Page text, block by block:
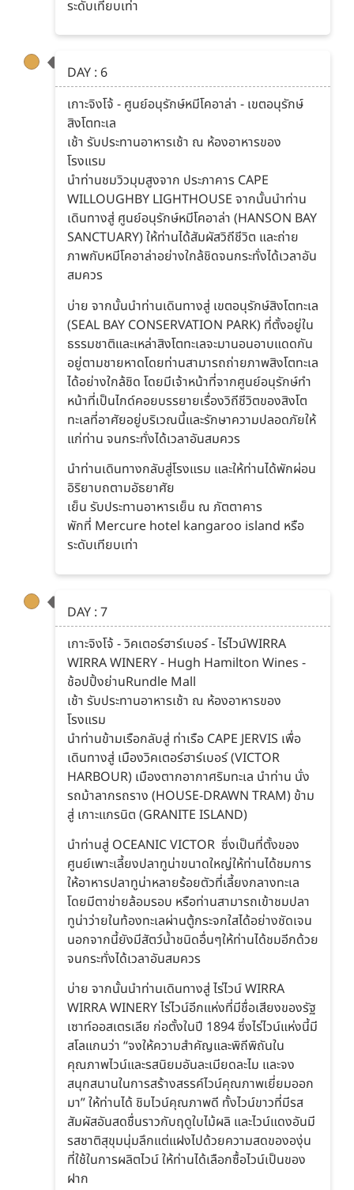
ระดับเทียบเท่า
DAY : 6
เกาะจิงโจ้ - ศูนย์อนุรักษ์หมีโคอาล่า - เขตอนุรักษ์
สิงโตทะเล
เช้า รับประทานอาหารเช้า ณ ห้องอาหารของ
โรงแรม
นำท่านชมวิวมุมสูงจาก ประภาคาร CAPE
WILLOUGHBY LIGHTHOUSE จากนั้นนำท่าน
เดินทางสู่ ศูนย์อนุรักษ์หมีโคอาล่า (HANSON BAY
SANCTUARY) ให้ท่านได้สัมผัสวิถีชีวิต และถ่าย
ภาพกับหมีโคอาล่าอย่างใกล้ชิดจนกระทั่งได้เวลาอัน
สมควร
บ่าย จากนั้นนำท่านเดินทางสู่ เขตอนุรักษ์สิงโตทะเล
(SEAL BAY CONSERVATION PARK) ที่ตั้งอยู่ใน
ธรรมชาติและเหล่าสิงโตทะเลจะมานอนอาบแดดกัน
อยู่ตามชายหาดโดยท่านสามารถถ่ายภาพสิงโตทะเล
ได้อย่างใกล้ชิด โดยมีเจ้าหน้าที่จากศูนย์อนุรักษ์ทำ
หน้าที่เป็นไกด์คอยบรรยายเรื่องวิถีชีวิตของสิงโต
ทะเลที่อาศัยอยู่บริเวณนี้และรักษาความปลอดภัยให้
แก่ท่าน จนกระทั่งได้เวลาอันสมควร
นำท่านเดินทางกลับสู่โรงแรม และให้ท่านได้พักผ่อน
อิริยาบถตามอัธยาศัย
เย็น รับประทานอาหารเย็น ณ ภัตตาคาร
พักที่ Mercure hotel kangaroo island หรือ
ระดับเทียบเท่า
DAY : 7
เกาะจิงโจ้ - วิคเตอร์ฮาร์เบอร์ - ไร่ไวน์WIRRA
WIRRA WINERY - Hugh Hamilton Wines -
ช้อปปิ้งย่านRundle Mall
เช้า รับประทานอาหารเช้า ณ ห้องอาหารของ
โรงแรม
นำท่านข้ามเรือกลับสู่ ท่าเรือ CAPE JERVIS เพื่อ
เดินทางสู่ เมืองวิคเตอร์ฮาร์เบอร์ (VICTOR
HARBOUR) เมืองตากอากาศริมทะเล นำท่าน นั่ง
รถม้าลากรถราง (HOUSE-DRAWN TRAM) ข้าม
สู่ เกาะแกรนิต (GRANITE ISLAND)
นำท่านสู่ OCEANIC VICTOR ซึ่งเป็นที่ตั้งของ
ศูนย์เพาะเลี้ยงปลาทูน่าขนาดใหญ่ให้ท่านได้ชมการ
ให้อาหารปลาทูน่าหลายร้อยตัวที่เลี้ยงกลางทะเล
โดยมีตาข่ายล้อมรอบ หรือท่านสามารถเข้าชมปลา
ทูน่าว่ายในท้องทะเลผ่านตู้กระจกใสได้อย่างชัดเจน
นอกจากนี้ยังมีสัตว์น้ำชนิดอื่นๆให้ท่านได้ชมอีกด้วย
จนกระทั่งได้เวลาอันสมควร
บ่าย จากนั้นนำท่านเดินทางสู่ ไร่ไวน์ WIRRA
WIRRA WINERY ไร่ไวน์อีกแห่งที่มีชื่อเสียงของรัฐ
เซาท์ออสเตรเลีย ก่อตั้งในปี 1894 ซึ่งไร่ไวน์แห่งนี้มี
สโลแกนว่า “จงให้ความสำคัญและพิถีพิถันใน
คุณภาพไวน์และรสนิยมอันละเมียดละไม และจง
สนุกสนานในการสร้างสรรค์ไวน์คุณภาพเยี่ยมออก
มา” ให้ท่านได้ ชิมไวน์คุณภาพดี ทั้งไวน์ขาวที่มีรส
สัมผัสอันสดชื่นราวกับฤดูใบไม้ผลิ และไวน์แดงอันมี
รสชาติสุขุมนุ่มลึกแต่แฝงไปด้วยความสดขององุ่น
ที่ใช้ในการผลิตไวน์ ให้ท่านได้เลือกซื้อไวน์เป็นของ
ฝาก